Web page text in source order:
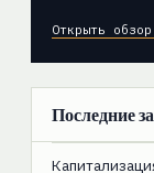
Открыть
Последние